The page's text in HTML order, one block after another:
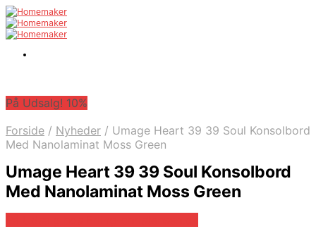
På Udsalg! 10%
Forside / Nyheder / Umage Heart 39 39 Soul Konsolbord
Med Nanolaminat Moss Green
Umage Heart 39 39 Soul Konsolbord
Med Nanolaminat Moss Green